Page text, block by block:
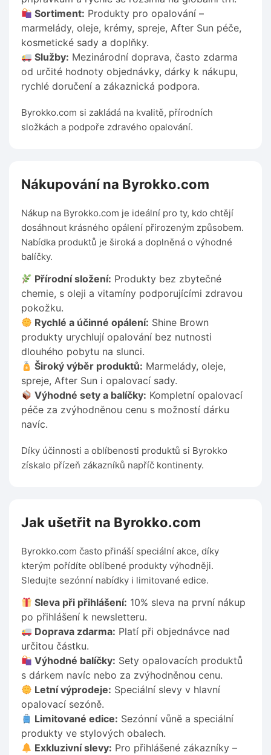
Sortiment: Produkty pro opalování –
marmelády, oleje, krémy, spreje, After Sun péče,
kosmetické sady a doplňky.
Služby: Mezinárodní doprava, často zdarma
od určité hodnoty objednávky, dárky k nákupu,
rychlé doručení a zákaznická podpora.
Byrokko.com si zakládá na kvalitě, přírodních
složkách a podpoře zdravého opalování.
Nákupování na Byrokko.com
Nákup na Byrokko.com je ideální pro ty, kdo chtějí
dosáhnout krásného opálení přirozeným způsobem.
Nabídka produktů je široká a doplněná o výhodné
balíčky.
Přírodní složení: Produkty bez zbytečné
chemie, s oleji a vitamíny podporujícími zdravou
pokožku.
Rychlé a účinné opálení: Shine Brown
produkty urychlují opalování bez nutnosti
dlouhého pobytu na slunci.
Široký výběr produktů: Marmelády, oleje,
spreje, After Sun i opalovací sady.
Výhodné sety a balíčky: Kompletní opalovací
péče za zvýhodněnou cenu s možností dárku
navíc.
Díky účinnosti a oblíbenosti produktů si Byrokko
získalo přízeň zákazníků napříč kontinenty.
Jak ušetřit na Byrokko.com
Byrokko.com často přináší speciální akce, díky
kterým pořídíte oblíbené produkty výhodněji.
Sledujte sezónní nabídky i limitované edice.
Sleva při přihlášení: 10% sleva na první nákup
po přihlášení k newsletteru.
Doprava zdarma: Platí při objednávce nad
určitou částku.
Výhodné balíčky: Sety opalovacích produktů
s dárkem navíc nebo za zvýhodněnou cenu.
Letní výprodeje: Speciální slevy v hlavní
opalovací sezóně.
Limitované edice: Sezónní vůně a speciální
produkty ve stylových obalech.
Exkluzivní slevy: Pro přihlášené zákazníky –